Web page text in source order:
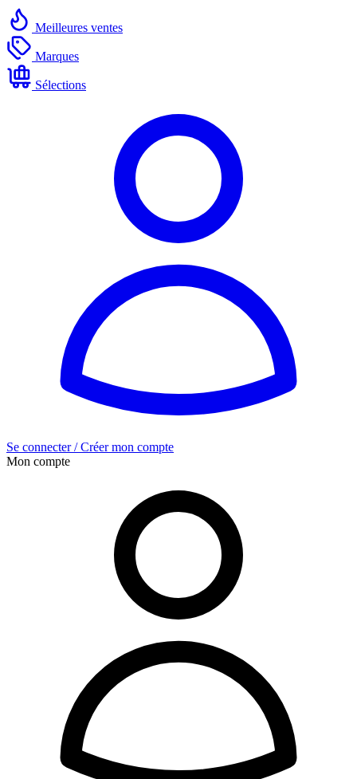
Meilleures ventes
Marques
Sélections
Se connecter / Créer mon compte
Mon compte